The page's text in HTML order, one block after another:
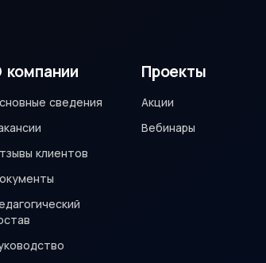
компании
сведения
клиентов
Проекты
Акции
Вебинары